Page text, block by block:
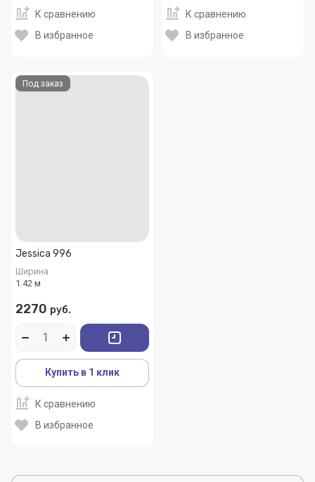
К сравнению
В избранное
К сравнению
В избранное
Под заказ
Jessica 996
Ширина
1.42 м
2270 руб.
Купить в 1 клик
К сравнению
В избранное